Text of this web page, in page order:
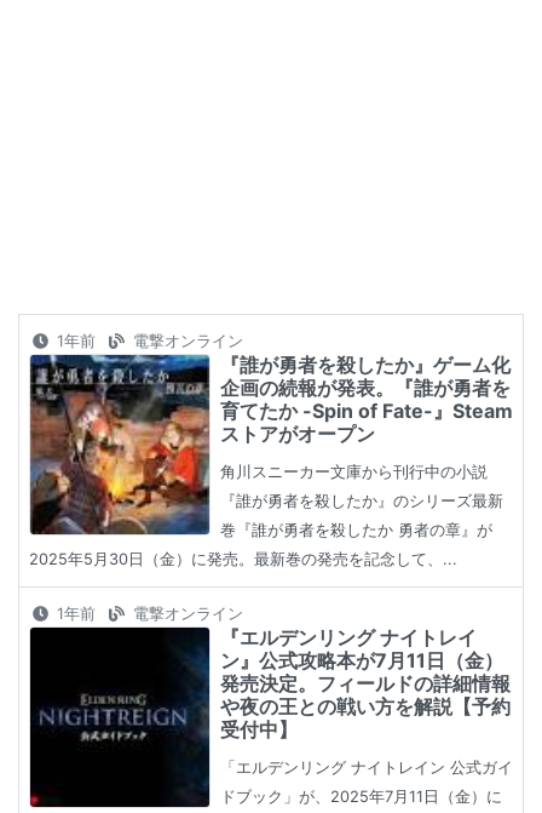
1年前 電撃オンライン
『誰が勇者を殺したか』ゲーム化
企画の続報が発表。『誰が勇者を
育てたか -Spin of Fate-』Steam
ストアがオープン
角川スニーカー文庫から刊行中の小説
『誰が勇者を殺したか』のシリーズ最新
巻『誰が勇者を殺したか 勇者の章』が
2025年5月30日（金）に発売。最新巻の発売を記念して、...
1年前 電撃オンライン
『エルデンリング ナイトレイ
ン』公式攻略本が7月11日（金）
発売決定。フィールドの詳細情報
や夜の王との戦い方を解説【予約
受付中】
「エルデンリング ナイトレイン 公式ガイ
ドブック」が、2025年7月11日（金）に